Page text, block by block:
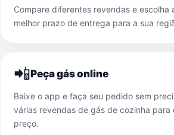
Compare diferentes revendas e escolha
melhor prazo de entrega para a sua
📲Peça gás online
Baixe o app e faça seu pedido sem
várias revendas de gás de cozinha para
preço.